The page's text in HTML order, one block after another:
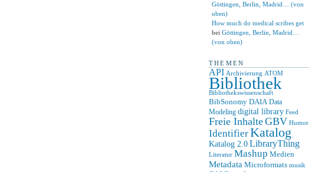
Göttingen, Berlin, Madrid… (von
oben)
How much do medical scribes get
bei Göttingen, Berlin, Madrid…
(von oben)
THEMEN
API Archivierung ATOM
Bibliothek
Bibliothekswissenschaft
BibSonomy DAIA Data
Modeling digital library Feed
Freie InhalteGBV Humor
IdentifierKatalog
Katalog 2.0 LibraryThing
Literatur Mashup Medien
Metadata Microformats musik